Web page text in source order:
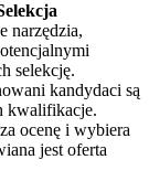
narzędzia,
selekcję.
kandydaci są
kwalifikacje.
ocenę i wybiera
jest oferta